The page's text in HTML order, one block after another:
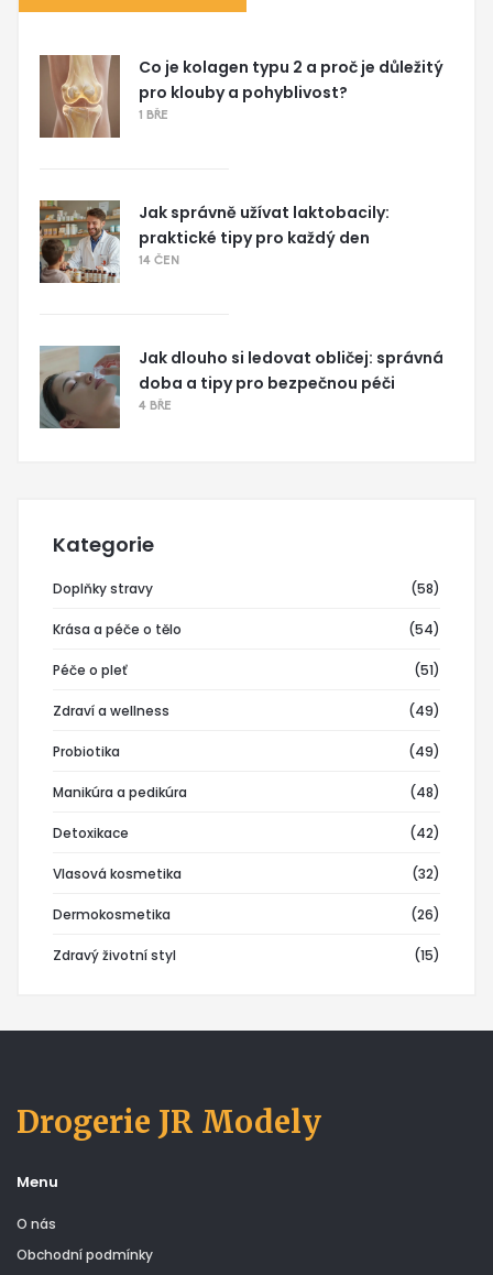
Co je kolagen typu 2 a proč je důležitý
pro klouby a pohyblivost?
1 BŘE
Jak správně užívat laktobacily:
praktické tipy pro každý den
14 ČEN
Jak dlouho si ledovat obličej: správná
doba a tipy pro bezpečnou péči
4 BŘE
Kategorie
Doplňky stravy (58)
Krása a péče o tělo (54)
Péče o pleť (51)
Zdraví a wellness (49)
Probiotika (49)
Manikúra a pedikúra (48)
Detoxikace (42)
Vlasová kosmetika (32)
Dermokosmetika (26)
Zdravý životní styl (15)
Drogerie JR Modely
Menu
O nás
Obchodní podmínky